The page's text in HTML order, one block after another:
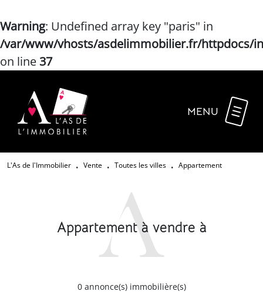
Warning: Undefined array key "paris" in
/var/www/vhosts/asdelimmobilier.fr/httpdocs/
on line 37
MENU
L'As de l'Immobilier • Vente • Toutes les villes • Appartement
Appartement à vendre à
0annonce(s) immobilière(s)